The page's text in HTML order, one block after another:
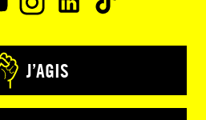
J’AGIS